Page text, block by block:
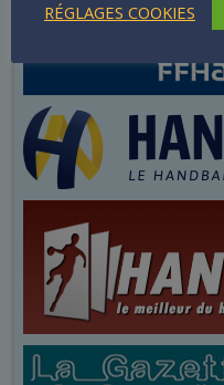
RÉGLAGES COOKIES